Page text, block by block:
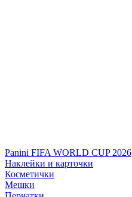
Panini FIFA WORLD CUP 2026
Наклейки и карточки
Косметички
Мешки